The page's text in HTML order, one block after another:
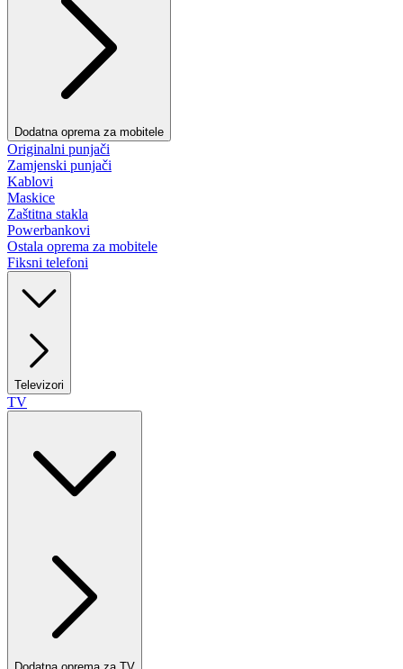
Dodatna oprema za mobitele
Originalni punjači
Zamjenski punjači
Kablovi
Maskice
Zaštitna stakla
Powerbankovi
Ostala oprema za mobitele
Fiksni telefoni
Televizori
TV